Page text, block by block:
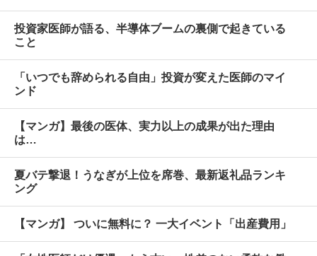
投資家医師が語る、半導体ブームの裏側で起きている
こと
「いつでも辞められる自由」投資が変えた医師のマイ
ンド
【マンガ】最後の医体、実力以上の成果が出た理由
は…
夏バテ撃退！うなぎが上位を席巻、最新返礼品ランキ
ング
【マンガ】 ついに無料に？ 一大イベント「出産費用」